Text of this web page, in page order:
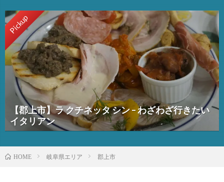
Pickup
【郡上市】ラ クチネッタ シン – わざわざ行きたい
イタリアン
HOME 岐阜県エリア 郡上市